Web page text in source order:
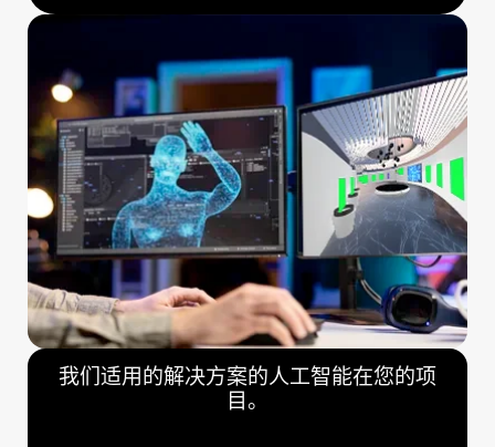
我们适用的解决方案的人工智能在您的项
目。